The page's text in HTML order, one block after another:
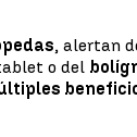
, alertan
o del